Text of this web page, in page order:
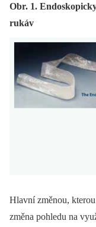
Obr. 1.
rukáv
Hlavní změnou,
změna pohledu na